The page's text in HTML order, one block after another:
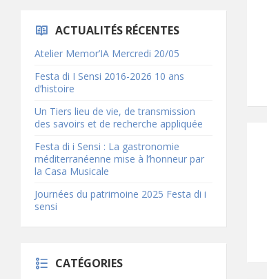
ACTUALITÉS RÉCENTES
Atelier Memor’IA Mercredi 20/05
Festa di I Sensi 2016-2026 10 ans
d’histoire
Un Tiers lieu de vie, de transmission
des savoirs et de recherche appliquée
Festa di i Sensi : La gastronomie
méditerranéenne mise à l’honneur par
la Casa Musicale
Journées du patrimoine 2025 Festa di i
sensi
CATÉGORIES